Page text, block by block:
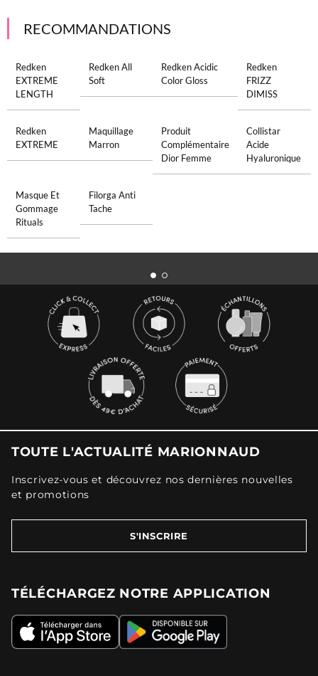
RECOMMANDATIONS
Redken
EXTREME
LENGTH
Redken All
Soft
Redken Acidic
Color Gloss
Redken
FRIZZ
DIMISS
Redken
EXTREME
Maquillage
Marron
Produit
Complémentaire
Dior Femme
Collistar
Acide
Hyaluronique
Masque Et
Gommage
Rituals
Filorga Anti
Tache
TOUTE L'ACTUALITÉ MARIONNAUD
Inscrivez-vous et découvrez nos dernières nouvelles
et promotions
S'INSCRIRE
TÉLÉCHARGEZ NOTRE APPLICATION